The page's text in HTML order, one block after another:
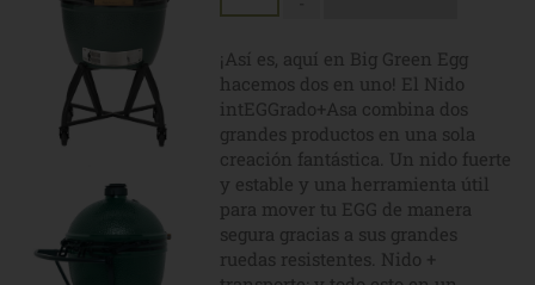
¡Así es, aquí en Big Green Egg
hacemos dos en uno! El Nido
intEGGrado+Asa combina dos
grandes productos en una sola
creación fantástica. Un nido fuerte
y estable y una herramienta útil
para mover tu EGG de manera
segura gracias a sus grandes
ruedas resistentes. Nido +